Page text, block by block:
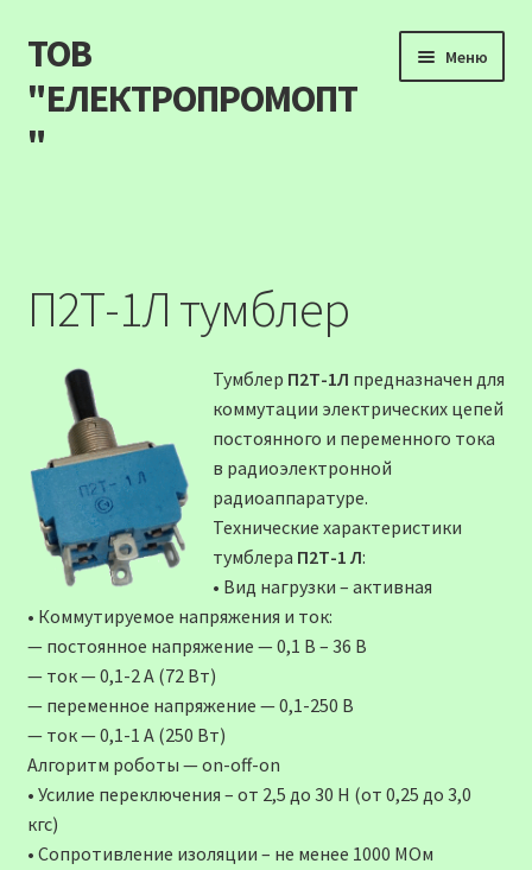
Перейти
до
навігації
Перейти
до
вмісту
ТОВ
"ЕЛЕКТРОПРОМОПТ
"
Меню
Прайс
Контакти
Про компанію
Карта сайту
П2Т-1Л тумблер
Тумблер П2Т-1Л предназначен для
коммутации электрических цепей
постоянного и переменного тока
в радиоэлектронной
радиоаппаратуре.
Технические характеристики
тумблера П2Т-1 Л:
• Вид нагрузки – активная
• Коммутируемое напряжения и ток:
— постоянное напряжение — 0,1 В – 36 В
— ток — 0,1-2 А (72 Вт)
— переменное напряжение — 0,1-250 В
— ток — 0,1-1 А (250 Вт)
Алгоритм роботы — on-off-on
• Усилие переключения – от 2,5 до 30 Н (от 0,25 до 3,0
кгс)
• Сопротивление изоляции – не менее 1000 МОм